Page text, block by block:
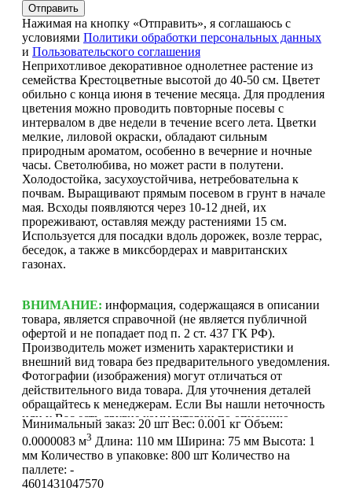
Отправить
Нажимая на кнопку «Отправить», я соглашаюсь с
условиями Политики обработки персональных данных
и Пользовательского соглашения
Неприхотливое декоративное однолетнее растение из
семейства Крестоцветные высотой до 40-50 см. Цветет
обильно с конца июня в течение месяца. Для продления
цветения можно проводить повторные посевы с
интервалом в две недели в течение всего лета. Цветки
мелкие, лиловой окраски, обладают сильным
природным ароматом, особенно в вечерние и ночные
часы. Светолюбива, но может расти в полутени.
Холодостойка, засухоустойчива, нетребовательна к
почвам. Выращивают прямым посевом в грунт в начале
мая. Всходы появляются через 10-12 дней, их
прореживают, оставляя между растениями 15 см.
Используется для посадки вдоль дорожек, возле террас,
беседок, а также в миксбордерах и мавританских
газонах.
ВНИМАНИЕ: информация, содержащаяся в описании
товара, является справочной (не является публичной
офертой и не попадает под п. 2 ст. 437 ГК РФ).
Производитель может изменить характеристики и
внешний вид товара без предварительного уведомления.
Фотографии (изображения) могут отличаться от
действительного вида товара. Для уточнения деталей
обращайтесь к менеджерам. Если Вы нашли неточность
или у Вас есть другие комментарии по описанию
товаров - просьба сообщить нам об этом на почту:
info@mirfermer.ru
Минимальный заказ: 20 шт Вес: 0.001 кг Объем:
0.0000083 м3 Длина: 110 мм Ширина: 75 мм Высота: 1
мм Количество в упаковке: 800 шт Количество на
паллете: -
4601431047570